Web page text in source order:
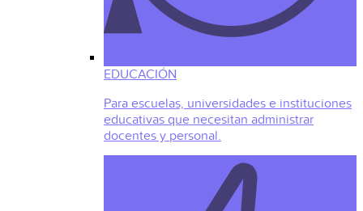
EDUCACIÓN
Para escuelas, universidades e instituciones
educativas que necesitan administrar
docentes y personal.